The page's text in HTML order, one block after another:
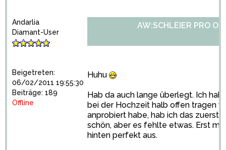
Andarlia
Diamant-User
Beigetreten:
06/02/2011 19:55:30
Beiträge: 189
Offline
AW:SCHLEIER PRO
Huhu
Hab da auch lange überlegt. Ich hab
bei der Hochzeit halb offen tragen
anprobiert habe, hab ich das zuerst
schön, aber es fehlte etwas. Erst
hinten perfekt aus.